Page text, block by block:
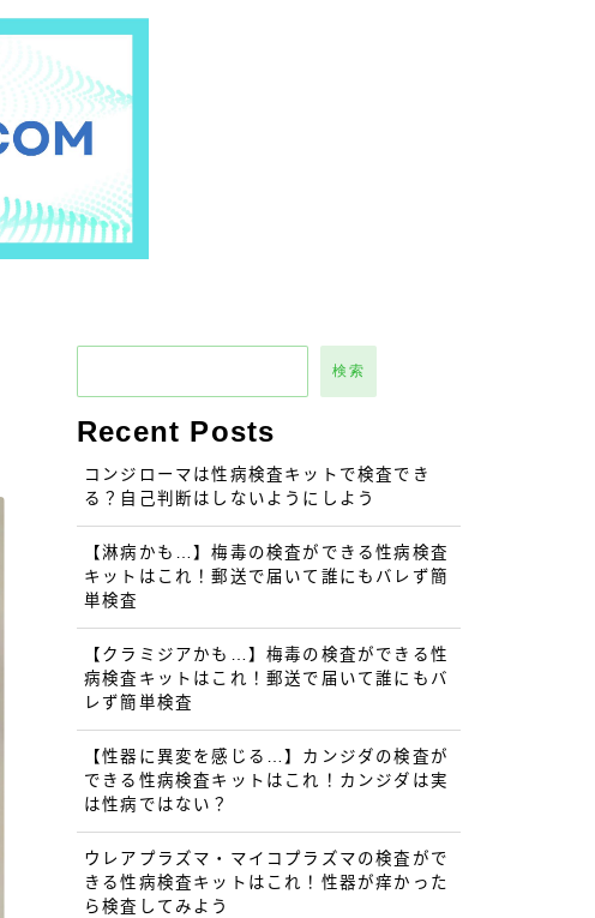
検索
Recent Posts
コンジローマは性病検査キットで検査でき
る？自己判断はしないようにしよう
【淋病かも…】梅毒の検査ができる性病検査
キットはこれ！郵送で届いて誰にもバレず簡
単検査
【クラミジアかも…】梅毒の検査ができる性
病検査キットはこれ！郵送で届いて誰にもバ
レず簡単検査
【性器に異変を感じる…】カンジダの検査が
できる性病検査キットはこれ！カンジダは実
は性病ではない？
ウレアプラズマ・マイコプラズマの検査がで
きる性病検査キットはこれ！性器が痒かった
ら検査してみよう